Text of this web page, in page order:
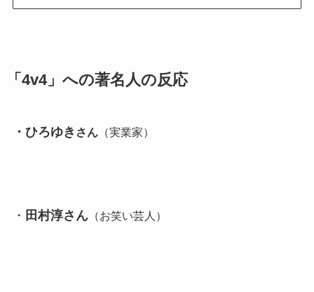
「4v4」への著名人の反応
・ひろゆき さん（実業家）
・ 田村淳さん（お笑い芸人）